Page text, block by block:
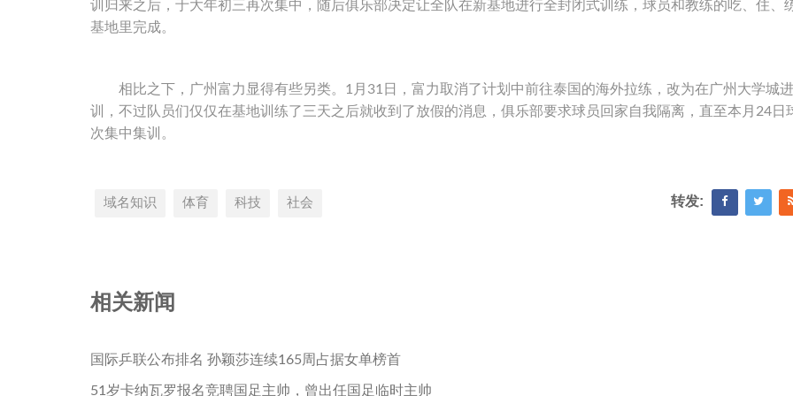
训归来之后，于大年初三再次集中，随后俱乐部决定让全队在新基地进行全封闭式训练，球员和教练的吃、住、
基地里完成。
相比之下，广州富力显得有些另类。1月31日，富力取消了计划中前往泰国的海外拉练，改为在广州大学城
训，不过队员们仅仅在基地训练了三天之后就收到了放假的消息，俱乐部要求球员回家自我隔离，直至本月24日
次集中集训。
域名知识 体育 科技 社会 转发:
相关新闻
国际乒联公布排名 孙颖莎连续165周占据女单榜首
51岁卡纳瓦罗报名竞聘国足主帅，曾出任国足临时主帅